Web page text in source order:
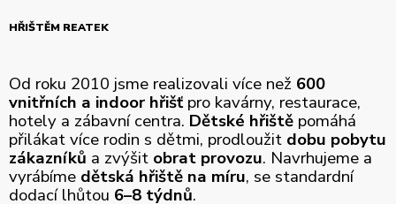
HŘIŠTĚM REATEK
Od roku 2010 jsme realizovali více než 600
vnitřních a indoor hřišťpro kavárny, restaurace,
hotely a zábavní centra. Dětské hřiště pomáhá
přilákat více rodin s dětmi, prodloužit dobu pobytu
zákazníků a zvýšit obrat provozu. Navrhujeme a
vyrábíme dětská hřiště na míru, se standardní
dodací lhůtou 6–8 týdnů.